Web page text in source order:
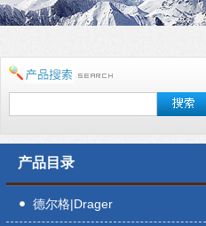
产品目录
德尔格|Drager